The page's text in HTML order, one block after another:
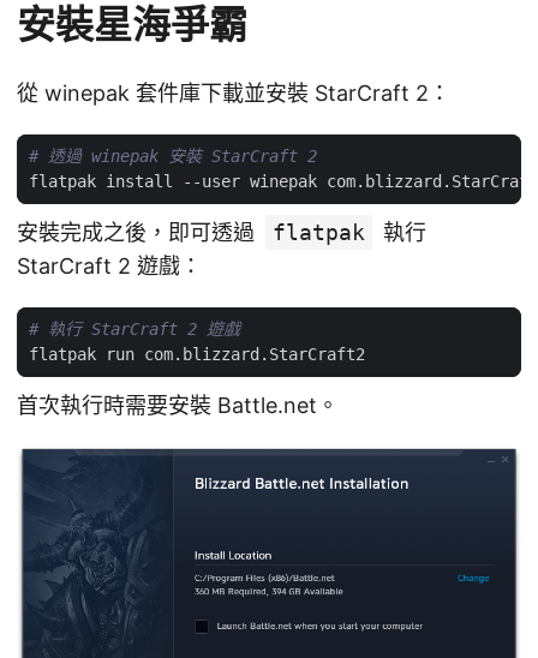
安裝星海爭霸
從 winepak 套件庫下載並安裝 StarCraft 2：
# 透過 winepak 安裝 StarCraft 2
安裝完成之後，即可透過 flatpak
執行
StarCraft 2 遊戲：
# 執行 StarCraft 2 遊戲
首次執行時需要安裝 Battle.net。